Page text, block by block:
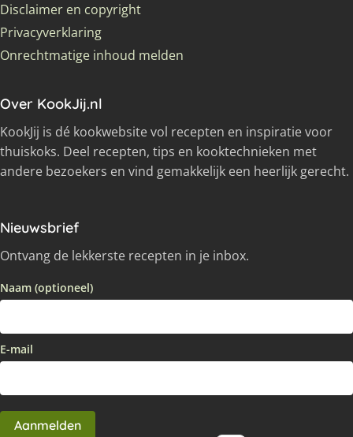
Disclaimer en copyright
Privacyverklaring
Onrechtmatige inhoud melden
Over KookJij.nl
KookJij is dé kookwebsite vol recepten en inspiratie voor
thuiskoks. Deel recepten, tips en kooktechnieken met
andere bezoekers en vind gemakkelijk een heerlijk gerecht.
Nieuwsbrief
Ontvang de lekkerste recepten in je inbox.
Naam (optioneel)
E-mail
Aanmelden